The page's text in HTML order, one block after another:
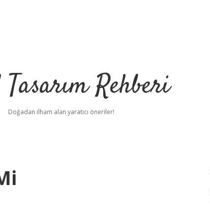
Rehberi
Doğadan ilham alan yaratıcı öneriler!